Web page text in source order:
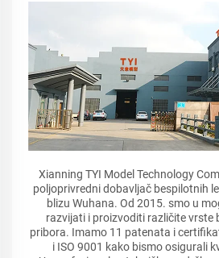
Xianning TYI Model Technology
poljoprivredni dobavljač bespilotnih
blizu Wuhana. Od 2015. smo u
razvijati i proizvoditi različite vrste
pribora. Imamo 11 patenata i
i ISO 9001 kako bismo osigurali